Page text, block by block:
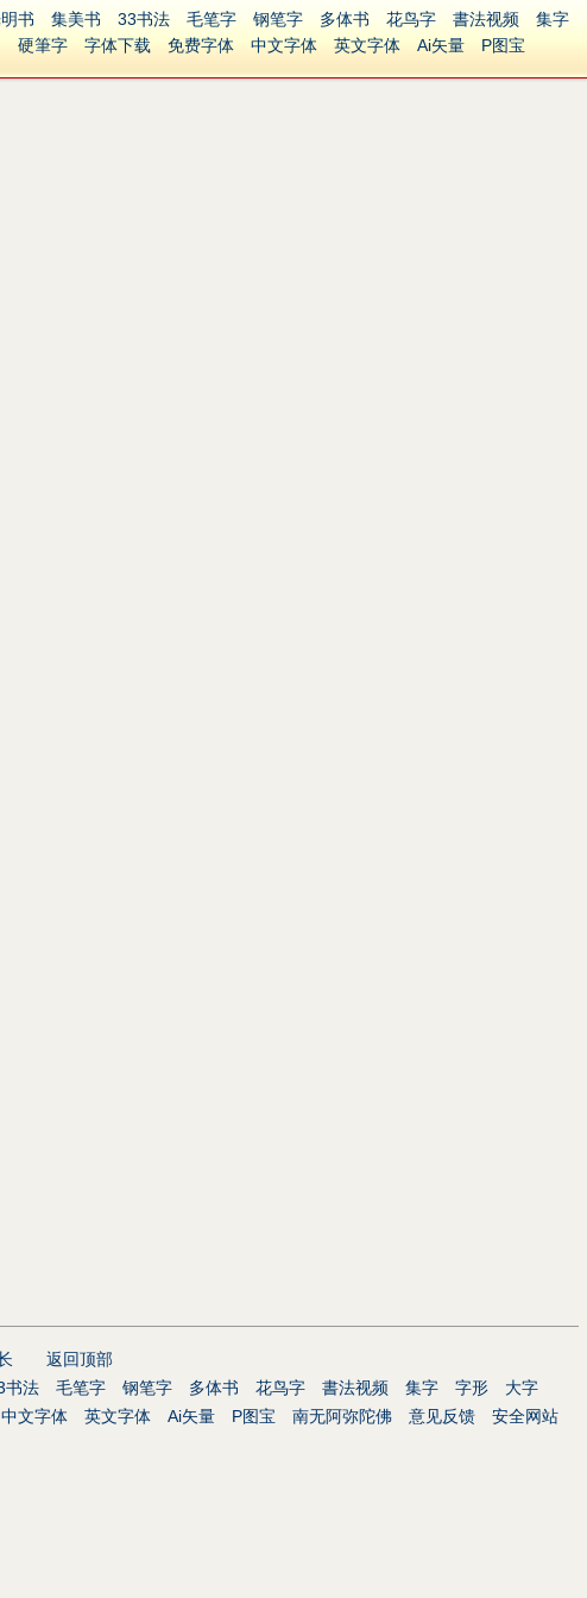
书 集美书 33书法 毛笔字 钢笔字 多体书 花鸟字 書法视频
集字
硬筆字 字体下载 免费字体 中文字体 英文字体 Ai矢量
P图宝
返回顶部
书法 毛笔字 钢笔字 多体书 花鸟字 書法视频 集字 字形
大字
中文字体 英文字体 Ai矢量 P图宝 南无阿弥陀佛 意见反馈
安全网站